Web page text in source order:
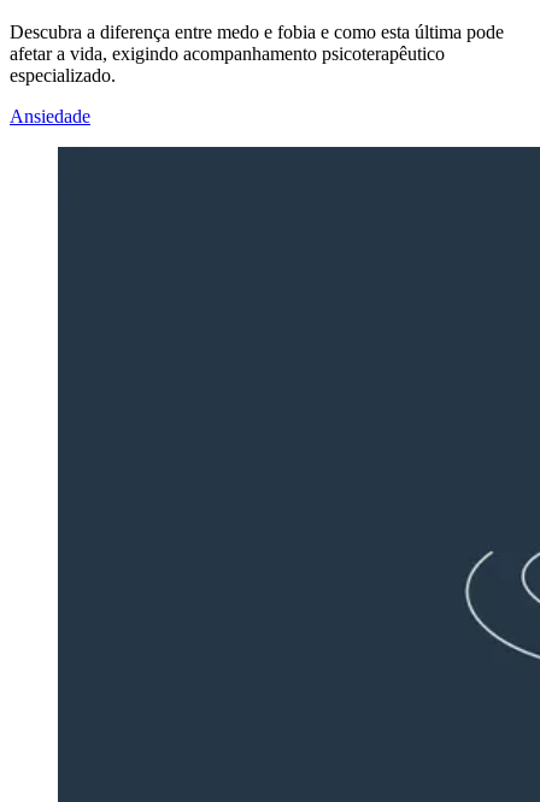
Descubra a diferença entre medo e fobia e como esta última pode
afetar a vida, exigindo acompanhamento psicoterapêutico
especializado.
Ansiedade